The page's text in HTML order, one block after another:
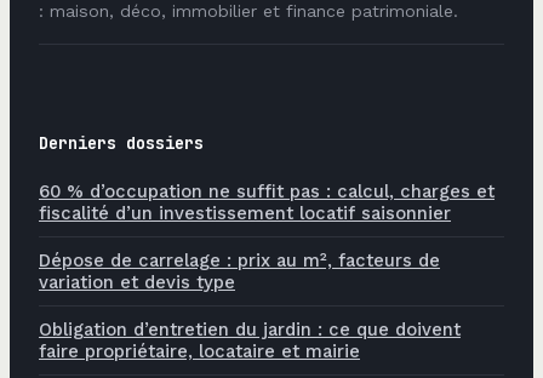
: maison, déco, immobilier et finance patrimoniale.
Derniers dossiers
60 % d’occupation ne suffit pas : calcul, charges et
fiscalité d’un investissement locatif saisonnier
Dépose de carrelage : prix au m², facteurs de
variation et devis type
Obligation d’entretien du jardin : ce que doivent
faire propriétaire, locataire et mairie